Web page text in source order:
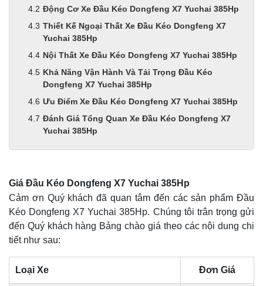
Động Cơ Xe Đầu Kéo Dongfeng X7 Yuchai 385Hp
Thiết Kế Ngoại Thất Xe Đầu Kéo Dongfeng X7
Yuchai 385Hp
Nội Thất Xe Đầu Kéo Dongfeng X7 Yuchai 385Hp
Khả Năng Vận Hành Và Tải Trọng Đầu Kéo
Dongfeng X7 Yuchai 385Hp
Ưu Điểm Xe Đầu Kéo Dongfeng X7 Yuchai 385Hp
Đánh Giá Tổng Quan Xe Đầu Kéo Dongfeng X7
Yuchai 385Hp
Giá Đầu Kéo Dongfeng X7 Yuchai 385Hp
Cảm ơn Quý khách đã quan tâm đến các sản phẩm Đầu
Kéo Dongfeng X7 Yuchai 385Hp. Chúng tôi trân trọng gửi
đến Quý khách hàng Bảng chào giá theo các nội dung chi
tiết như sau:
Loại Xe Đơn Giá